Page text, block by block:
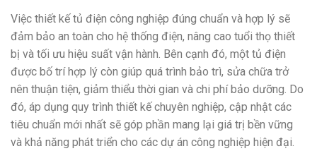
Việc thiết kế tủ điện công nghiệp đúng chuẩn và hợp lý sẽ
đảm bảo an toàn cho hệ thống điện, nâng cao tuổi thọ thiết
bị và tối ưu hiệu suất vận hành. Bên cạnh đó, một tủ điện
được bố trí hợp lý còn giúp quá trình bảo trì, sửa chữa trở
nên thuận tiện, giảm thiểu thời gian và chi phí bảo dưỡng. Do
đó, áp dụng quy trình thiết kế chuyên nghiệp, cập nhật các
tiêu chuẩn mới nhất sẽ góp phần mang lại giá trị bền vững
và khả năng phát triển cho các dự án công nghiệp hiện đại.